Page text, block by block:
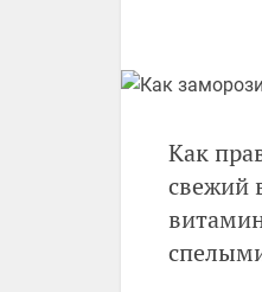
Как
свежий